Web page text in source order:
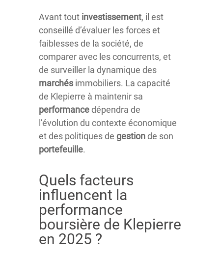
Avant tout investissement, il est
conseillé d’évaluer les forces et
faiblesses de la société, de
comparer avec les concurrents, et
de surveiller la dynamique des
marchés immobiliers. La capacité
de Klepierre à maintenir sa
performance dépendra de
l’évolution du contexte économique
et des politiques de gestion de son
portefeuille.
Quels facteurs
influencent la
performance
boursière de Klepierre
en 2025 ?